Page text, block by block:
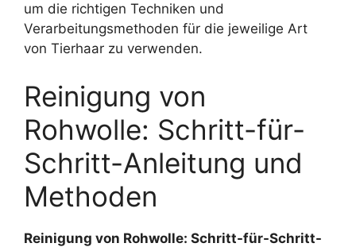
um die richtigen Techniken und
Verarbeitungsmethoden für die jeweilige Art
von Tierhaar zu verwenden.
Reinigung von
Rohwolle: Schritt-für-
Schritt-Anleitung und
Methoden
Reinigung von Rohwolle: Schritt-für-Schritt-